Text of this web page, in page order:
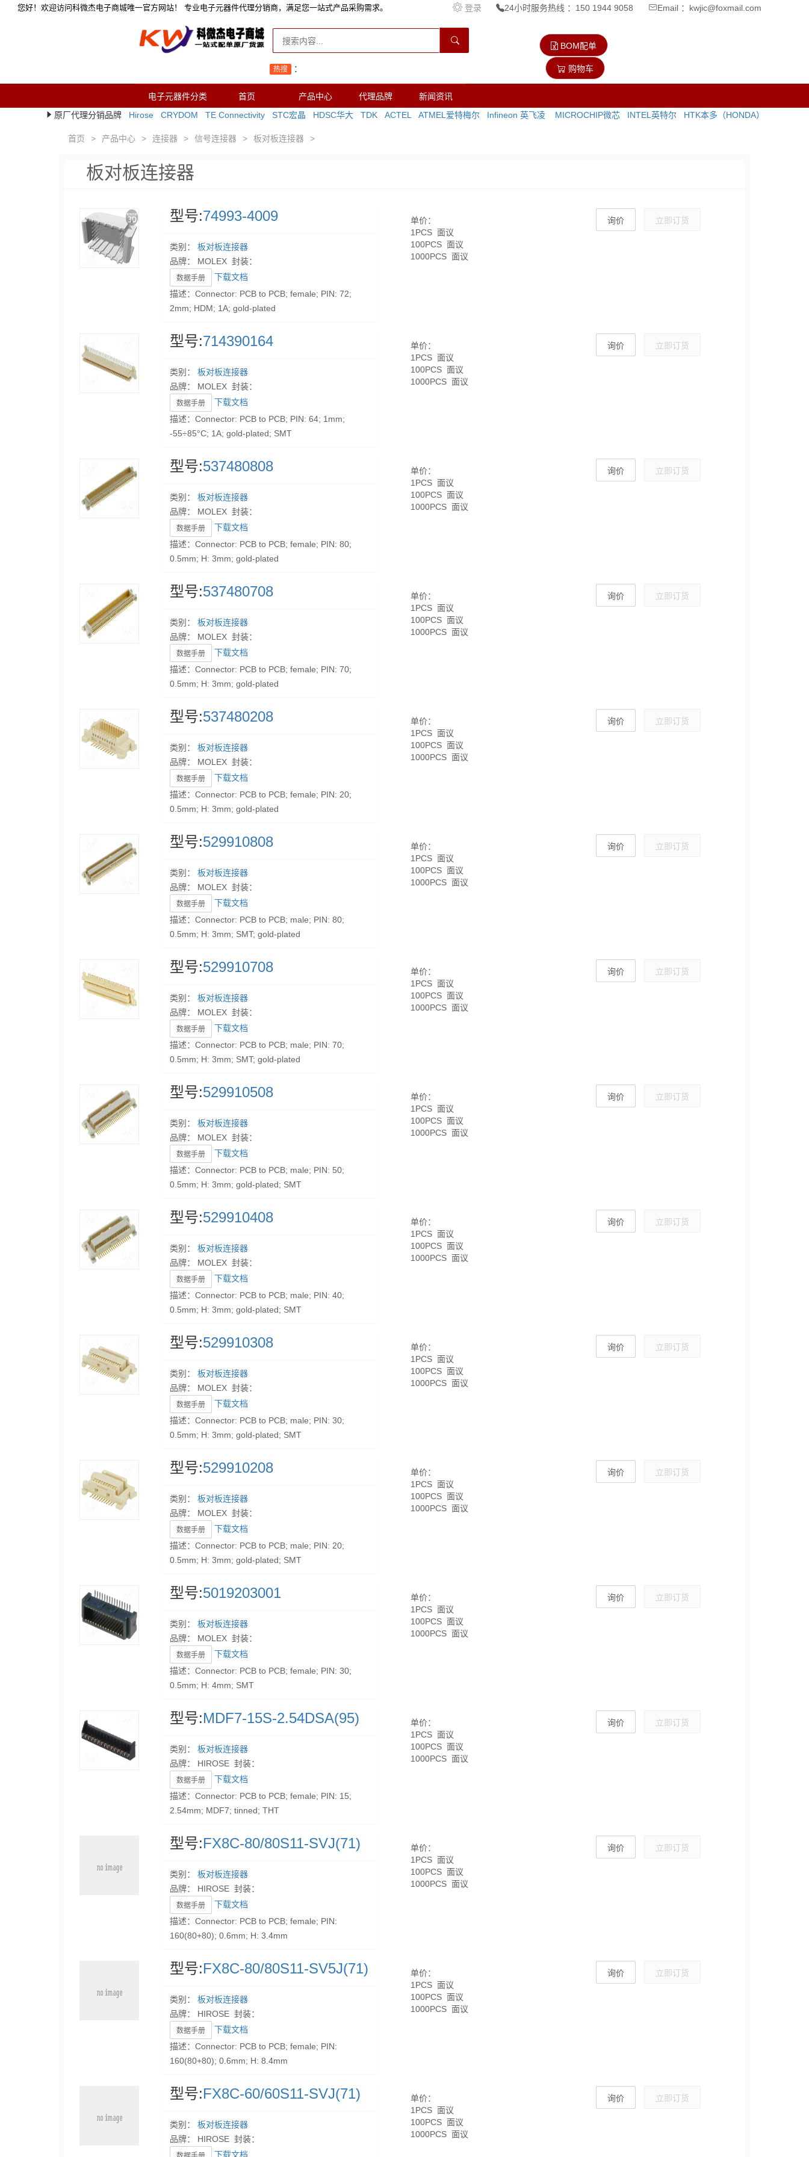
您好！欢迎访问科微杰电子商城唯一官方网站！ 专业电子元器件代理分销商，满足您一站式产品采购需求。 登录 24小时服务热线 ：150 1944 9058 Email ：kwjic@foxmail.com
热搜 ：
BOM配单
购物车
电子元器件分类 首页 产品中心 代理品牌
新闻资讯
原厂代理分销品牌
Hirose CRYDOM TE Connectivity STC宏晶 HDSC华大 TDK ACTEL ATMEL爱特梅尔 Infineon 英飞凌 MICROCHIP微芯 INTEL英特尔 HTK本多（HONDA）
首页 > 产品中心 > 连接器 > 信号连接器 > 板对板连接器 >
板对板连接器
型号:74993-4009
类别： 板对板连接器
品牌： MOLEX 封装：
数据手册
下载文档
描述：Connector: PCB to PCB; female; PIN: 72;
2mm; HDM; 1A; gold-plated
单价：
1PCS 面议
100PCS 面议
1000PCS 面议
询价 立即订货
型号:714390164
类别： 板对板连接器
品牌： MOLEX 封装：
数据手册
下载文档
描述：Connector: PCB to PCB; PIN: 64; 1mm;
-55÷85°C; 1A; gold-plated; SMT
单价：
1PCS 面议
100PCS 面议
1000PCS 面议
询价 立即订货
型号:537480808
类别： 板对板连接器
品牌： MOLEX 封装：
数据手册
下载文档
描述：Connector: PCB to PCB; female; PIN: 80;
0.5mm; H: 3mm; gold-plated
单价：
1PCS 面议
100PCS 面议
1000PCS 面议
询价 立即订货
型号:537480708
类别： 板对板连接器
品牌： MOLEX 封装：
数据手册
下载文档
描述：Connector: PCB to PCB; female; PIN: 70;
0.5mm; H: 3mm; gold-plated
单价：
1PCS 面议
100PCS 面议
1000PCS 面议
询价 立即订货
型号:537480208
类别： 板对板连接器
品牌： MOLEX 封装：
数据手册
下载文档
描述：Connector: PCB to PCB; female; PIN: 20;
0.5mm; H: 3mm; gold-plated
单价：
1PCS 面议
100PCS 面议
1000PCS 面议
询价 立即订货
型号:529910808
类别： 板对板连接器
品牌： MOLEX 封装：
数据手册
下载文档
描述：Connector: PCB to PCB; male; PIN: 80;
0.5mm; H: 3mm; SMT; gold-plated
单价：
1PCS 面议
100PCS 面议
1000PCS 面议
询价 立即订货
型号:529910708
类别： 板对板连接器
品牌： MOLEX 封装：
数据手册
下载文档
描述：Connector: PCB to PCB; male; PIN: 70;
0.5mm; H: 3mm; SMT; gold-plated
单价：
1PCS 面议
100PCS 面议
1000PCS 面议
询价 立即订货
型号:529910508
类别： 板对板连接器
品牌： MOLEX 封装：
数据手册
下载文档
描述：Connector: PCB to PCB; male; PIN: 50;
0.5mm; H: 3mm; gold-plated; SMT
单价：
1PCS 面议
100PCS 面议
1000PCS 面议
询价 立即订货
型号:529910408
类别： 板对板连接器
品牌： MOLEX 封装：
数据手册
下载文档
描述：Connector: PCB to PCB; male; PIN: 40;
0.5mm; H: 3mm; gold-plated; SMT
单价：
1PCS 面议
100PCS 面议
1000PCS 面议
询价 立即订货
型号:529910308
类别： 板对板连接器
品牌： MOLEX 封装：
数据手册
下载文档
描述：Connector: PCB to PCB; male; PIN: 30;
0.5mm; H: 3mm; gold-plated; SMT
单价：
1PCS 面议
100PCS 面议
1000PCS 面议
询价 立即订货
型号:529910208
类别： 板对板连接器
品牌： MOLEX 封装：
数据手册
下载文档
描述：Connector: PCB to PCB; male; PIN: 20;
0.5mm; H: 3mm; gold-plated; SMT
单价：
1PCS 面议
100PCS 面议
1000PCS 面议
询价 立即订货
型号:5019203001
类别： 板对板连接器
品牌： MOLEX 封装：
数据手册
下载文档
描述：Connector: PCB to PCB; female; PIN: 30;
0.5mm; H: 4mm; SMT
单价：
1PCS 面议
100PCS 面议
1000PCS 面议
询价 立即订货
型号:MDF7-15S-2.54DSA(95)
类别： 板对板连接器
品牌： HIROSE 封装：
数据手册
下载文档
描述：Connector: PCB to PCB; female; PIN: 15;
2.54mm; MDF7; tinned; THT
单价：
1PCS 面议
100PCS 面议
1000PCS 面议
询价 立即订货
型号:FX8C-80/80S11-SVJ(71)
类别： 板对板连接器
品牌： HIROSE 封装：
数据手册
下载文档
描述：Connector: PCB to PCB; female; PIN:
160(80+80); 0.6mm; H: 3.4mm
单价：
1PCS 面议
100PCS 面议
1000PCS 面议
询价 立即订货
型号:FX8C-80/80S11-SV5J(71)
类别： 板对板连接器
品牌： HIROSE 封装：
数据手册
下载文档
描述：Connector: PCB to PCB; female; PIN:
160(80+80); 0.6mm; H: 8.4mm
单价：
1PCS 面议
100PCS 面议
1000PCS 面议
询价 立即订货
型号:FX8C-60/60S11-SVJ(71)
类别： 板对板连接器
品牌： HIROSE 封装：
下载文档
单价：
1PCS 面议
100PCS 面议
1000PCS 面议
询价 立即订货